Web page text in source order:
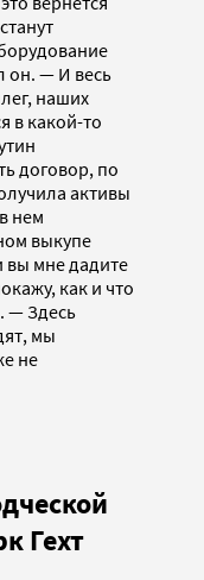
он. — И весь
наших
в какой-то
договор, по
активы
нем
выкупе
вы мне дадите
как и что
— Здесь
мы
не
Гехт